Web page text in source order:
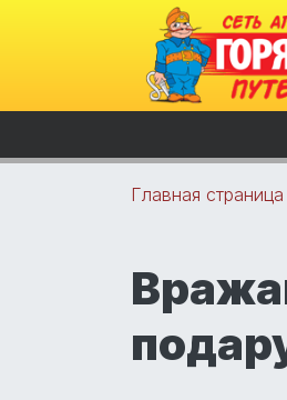
Главная страница